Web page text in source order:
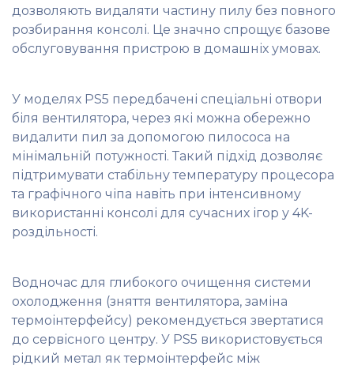
дозволяють видаляти частину пилу без повного
розбирання консолі. Це значно спрощує базове
обслуговування пристрою в домашніх умовах.
У моделях PS5 передбачені спеціальні отвори
біля вентилятора, через які можна обережно
видалити пил за допомогою пилососа на
мінімальній потужності. Такий підхід дозволяє
підтримувати стабільну температуру процесора
та графічного чіпа навіть при інтенсивному
використанні консолі для сучасних ігор у 4K-
роздільності.
Водночас для глибокого очищення системи
охолодження (зняття вентилятора, заміна
термоінтерфейсу) рекомендується звертатися
до сервісного центру. У PS5 використовується
рідкий метал як термоінтерфейс між